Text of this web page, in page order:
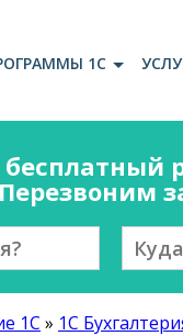
1С
Перезвоним
1С » 1С